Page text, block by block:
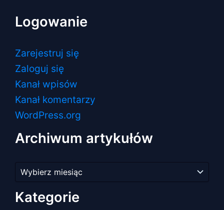
Logowanie
Zarejestruj się
Zaloguj się
Kanał wpisów
Kanał komentarzy
WordPress.org
Archiwum artykułów
artykułów
Kategorie